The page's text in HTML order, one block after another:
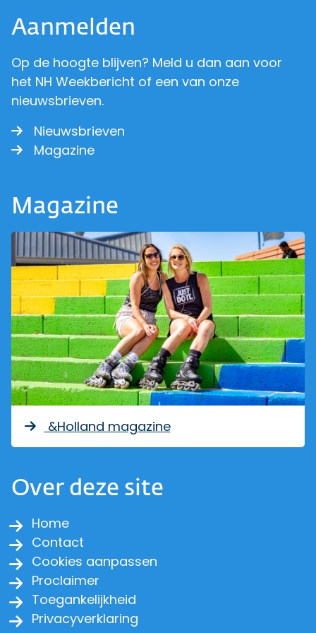
Aanmelden
Op de hoogte blijven? Meld u dan aan voor
het NH Weekbericht of een van onze
nieuwsbrieven.
Nieuwsbrieven
Magazine
Magazine
&Holland magazine
Over deze site
Home
Contact
Cookies aanpassen
Proclaimer
Toegankelijkheid
Privacyverklaring